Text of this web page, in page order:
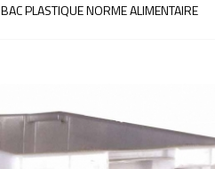
BAC PLASTIQUE NORME ALIMENTAIRE